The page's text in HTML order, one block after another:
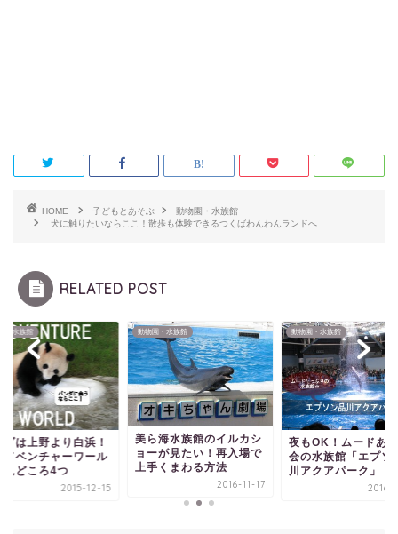
HOME 子どもとあそぶ
動物園・水族館
犬に触りたいならここ！散歩も体験できるつくばわんわんランドへ
RELATED POST
・水族館
ダは上野より白浜！
ドベンチャーワール
見どころ4つ
2015-12-15
動物園・水族館
美ら海水族館のイルカシ
ョーが見たい！再入場で
上手くまわる方法
2016-11-17
動物園・水族館
夜もOK！ムードあ
会の水族館「エプソ
川アクアパーク」
2016-